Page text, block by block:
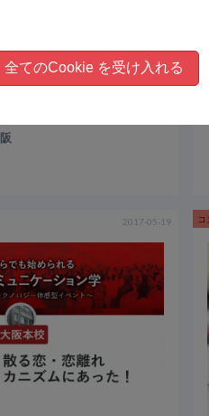
2017-05-19 コ
全てのCookie を受け入れる